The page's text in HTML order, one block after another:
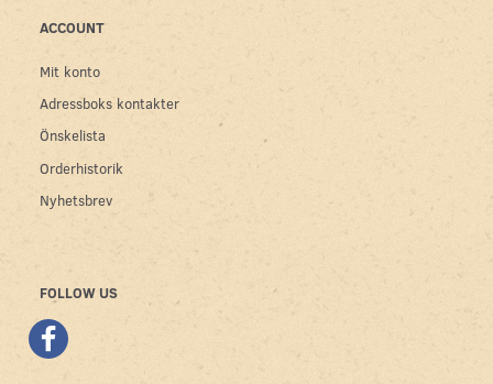
ACCOUNT
Mit konto
Adressboks kontakter
Önskelista
Orderhistorik
Nyhetsbrev
FOLLOW US